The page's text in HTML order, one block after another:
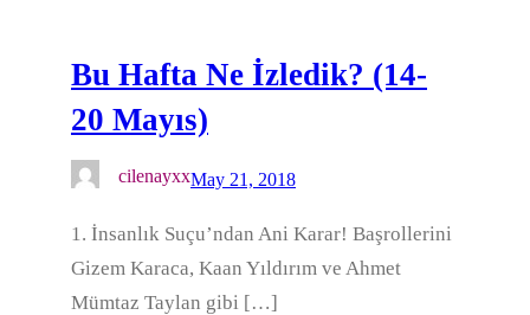
Bu Hafta Ne İzledik? (14-
20 Mayıs)
cilenayxxMay 21, 2018
1. İnsanlık Suçu’ndan Ani Karar! Başrollerini
Gizem Karaca, Kaan Yıldırım ve Ahmet
Mümtaz Taylan gibi […]